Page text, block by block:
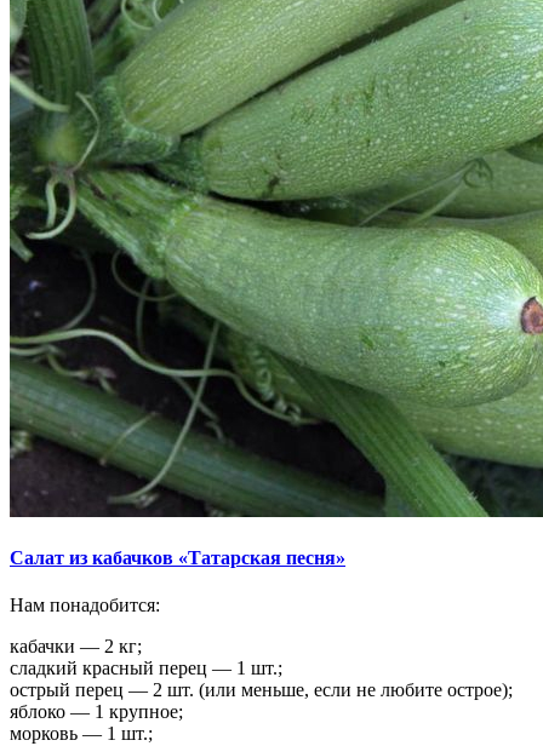
Салат из кабачков «Татарская песня»
Нам понадобится:
кабачки — 2 кг;
сладкий красный перец — 1 шт.;
острый перец — 2 шт. (или меньше, если не любите острое);
яблоко — 1 крупное;
морковь — 1 шт.;